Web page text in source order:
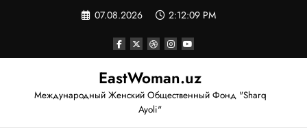
07.08.2026 2:12:09 PM
EastWoman.uz
Международный Женский Общественный Фонд "Sharq
Ayoli"